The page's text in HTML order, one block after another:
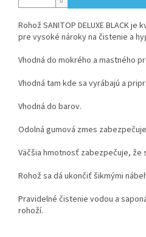
Rohož SANITOP DELUXE BLACK
pre vysoké nároky na čistenie a
Vhodná do mokrého a mastného
Vhodná tam kde sa vyrábajú a
Vhodná do barov.
Odolná gumová zmes
Väčšia hmotnosť zabezpečuje, že
Rohož sa dá ukončiť šikmými
Pravidelné čistenie vodou a
rohoží.